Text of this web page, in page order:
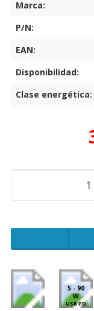
Marca:
P/N:
EAN:
Disponibilidad:
Clase energética:
5 - 90
W
USB PD